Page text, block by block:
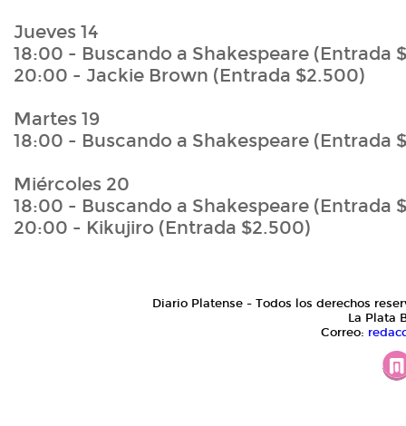
Jueves 14
18:00 - Buscando a Shakespeare (Entrada
20:00 - Jackie Brown (Entrada $2.500)
Martes 19
18:00 - Buscando a Shakespeare (Entrada
Miércoles 20
18:00 - Buscando a Shakespeare (Entrada
20:00 - Kikujiro (Entrada $2.500)
Diario Platense - Todos los derechos
La Plata
Correo: